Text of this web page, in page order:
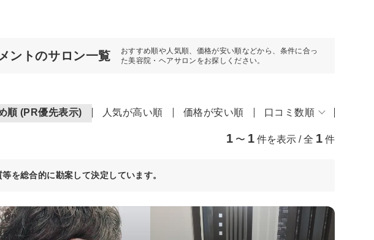
ントのサロン一覧
おすすめ順や人気順、価格が安い順などから、条件に合っ
た美容院・ヘアサロンをお探しください。
順 (PR優先表示) 人気が高い順 価格が安い順 口コミ数順
1 〜 1 件を表示 / 全 1 件
を総合的に勘案して決定しています。